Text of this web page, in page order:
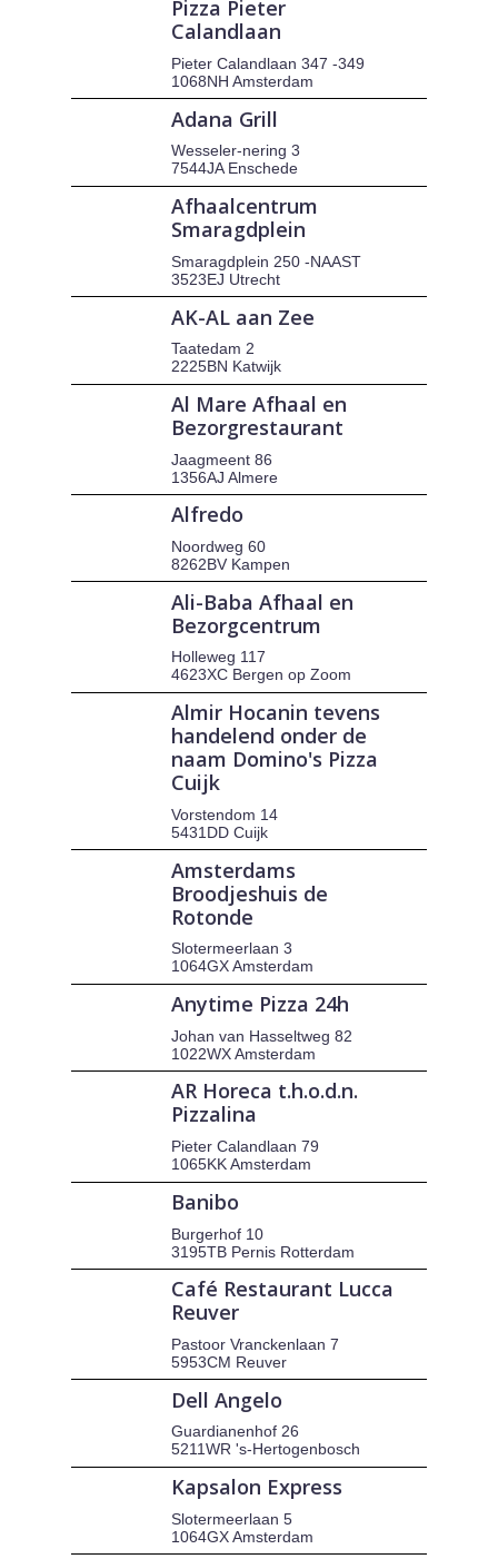
Pizza Pieter
Calandlaan
Pieter Calandlaan 347 -349
1068NH Amsterdam
Adana Grill
Wesseler-nering 3
7544JA Enschede
Afhaalcentrum
Smaragdplein
Smaragdplein 250 -NAAST
3523EJ Utrecht
AK-AL aan Zee
Taatedam 2
2225BN Katwijk
Al Mare Afhaal en
Bezorgrestaurant
Jaagmeent 86
1356AJ Almere
Alfredo
Noordweg 60
8262BV Kampen
Ali-Baba Afhaal en
Bezorgcentrum
Holleweg 117
4623XC Bergen op Zoom
Almir Hocanin tevens
handelend onder de
naam Domino's Pizza
Cuijk
Vorstendom 14
5431DD Cuijk
Amsterdams
Broodjeshuis de
Rotonde
Slotermeerlaan 3
1064GX Amsterdam
Anytime Pizza 24h
Johan van Hasseltweg 82
1022WX Amsterdam
AR Horeca t.h.o.d.n.
Pizzalina
Pieter Calandlaan 79
1065KK Amsterdam
Banibo
Burgerhof 10
3195TB Pernis Rotterdam
Café Restaurant Lucca
Reuver
Pastoor Vranckenlaan 7
5953CM Reuver
Dell Angelo
Guardianenhof 26
5211WR 's-Hertogenbosch
Kapsalon Express
Slotermeerlaan 5
1064GX Amsterdam